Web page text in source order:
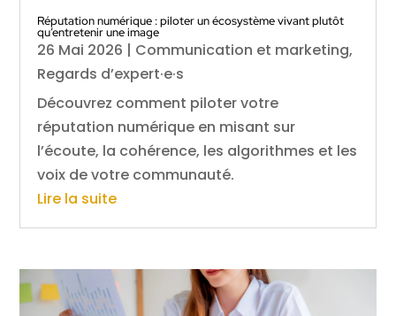
Réputation numérique : piloter un écosystème vivant plutôt
qu’entretenir une image
26 Mai 2026 | Communication et marketing,
Regards d’expert·e·s
Découvrez comment piloter votre
réputation numérique en misant sur
l’écoute, la cohérence, les algorithmes et les
voix de votre communauté.
Lire la suite